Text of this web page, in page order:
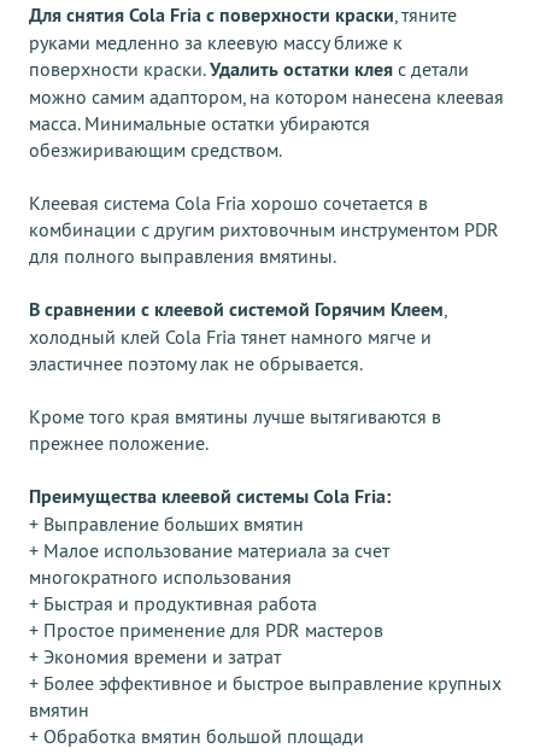
Для снятия Cola Fria с поверхности краски, тяните
руками медленно за клеевую массу ближе к
поверхности краски.Удалить остатки клея с детали
можно самим адаптором, на котором нанесена клеевая
масса. Минимальные остатки убираются
обезжиривающим средством.
Клеевая система Cola Fria хорошо сочетается в
комбинации с другим рихтовочным инструментом PDR
для полного выправления вмятины.
В сравнении с клеевой системой Горячим Клеем,
холодный клей Cola Fria тянет намного мягче и
эластичнее поэтому лак не обрывается.
Кроме того края вмятины лучше вытягиваются в
прежнее положение.
Преимущества клеевой системы Cola Fria:
+ Выправление больших вмятин
+ Малое использование материала за счет
многократного использования
+ Быстрая и продуктивная работа
+ Простое применение для PDR мастеров
+ Экономия времени и затрат
+ Более эффективное и быстрое выправление крупных
вмятин
+ Обработка вмятин большой площади